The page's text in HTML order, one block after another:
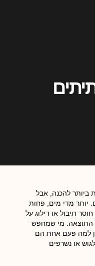
ביותר להכנה, אבל
יותר מדי מים, פחות
תיבול או דילוג על
התוצאה. מי שמחפש
למה פעם אחת הם
או נשרפים